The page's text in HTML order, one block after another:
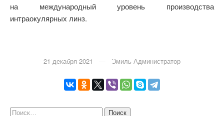
на международный уровень производства
интраокулярных линз.
21 декабря 2021 — Эмиль Администратор